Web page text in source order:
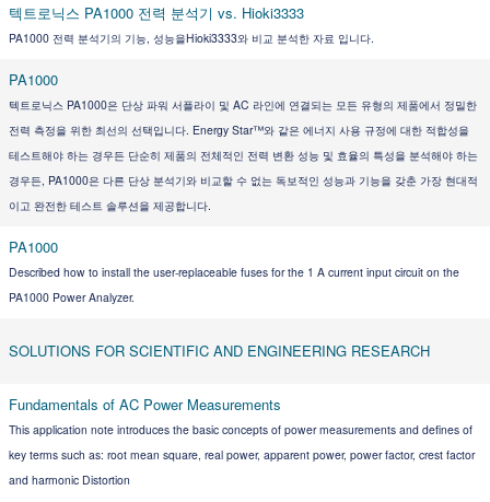
텍트로닉스 PA1000 전력 분석기 vs. Hioki3333
PA1000 전력 분석기의 기능, 성능을Hioki3333와 비교 분석한 자료 입니다.
PA1000
텍트로닉스 PA1000은 단상 파워 서플라이 및 AC 라인에 연결되는 모든 유형의 제품에서 정밀한
전력 측정을 위한 최선의 선택입니다. Energy Star™와 같은 에너지 사용 규정에 대한 적합성을
테스트해야 하는 경우든 단순히 제품의 전체적인 전력 변환 성능 및 효율의 특성을 분석해야 하는
경우든, PA1000은 다른 단상 분석기와 비교할 수 없는 독보적인 성능과 기능을 갖춘 가장 현대적
이고 완전한 테스트 솔루션을 제공합니다.
PA1000
Described how to install the user-replaceable fuses for the 1 A current input circuit on the
PA1000 Power Analyzer.
SOLUTIONS FOR SCIENTIFIC AND ENGINEERING RESEARCH
Fundamentals of AC Power Measurements
This application note introduces the basic concepts of power measurements and defines of
key terms such as: root mean square, real power, apparent power, power factor, crest factor
and harmonic Distortion